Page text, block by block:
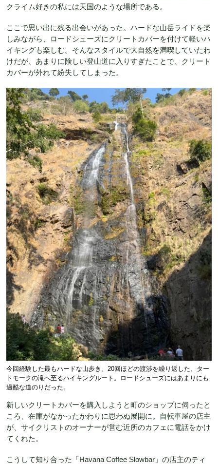
クライム好きの私には天国のような場所である。
ここで思い出に残る出会いがあった。ハードな山岳ライドを楽
しみながら、ロードシューズにクリートカバーを付けて軽いハ
イキングも楽しむ。そんなスタイルで大自然を満喫していたわ
けだが、あまりに険しい登山道に入りすぎたことで、クリート
カバーが外れて紛失してしまった。
今回経験した最もハードな山歩き。20回ほどの渡渉を繰り返した、ター
トモークの滝へ至るハイキングルート。ロードシューズにはあまりにも
過酷な道のりだった。
新しいクリートカバーを購入しようと町のショップに伺ったと
ころ、在庫がなかったかわりに思わぬ展開に。自転車屋の店主
が、サイクリストのオーナーが営む近所のカフェに電話をかけ
てくれた。
こうして知り合った「Havana Coffee Slowbar」の店主のティ